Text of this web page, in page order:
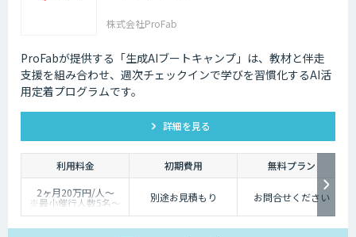
株式会社ProFab
ProFabが提供する「生成AIブートキャンプ」は、教材と伴走
支援を組み合わせ、週次チェックインで学びを習慣化するAI活
用定着プログラムです。
詳細を見る
利用料金 初期費用
無料プラン
2ヶ月20万円/人〜
※最小催行人数5名〜
※対象ツールやカスタ
別途お見積もり お問合せください